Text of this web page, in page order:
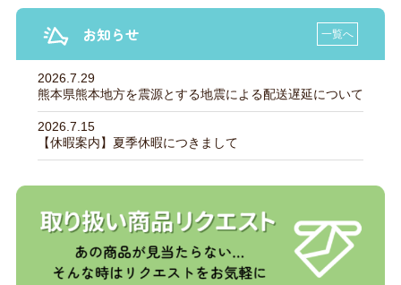
お知らせ 一覧へ
2026.7.29
熊本県熊本地方を震源とする地震による配送遅延について
2026.7.15
【休暇案内】夏季休暇につきまして